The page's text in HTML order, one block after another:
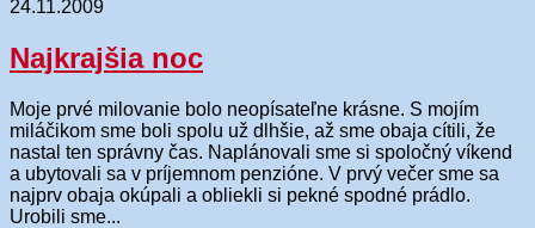
24.11.2009
Najkrajšia noc
Moje prvé milovanie bolo neopísateľne krásne. S mojím
miláčikom sme boli spolu už dlhšie, až sme obaja cítili, že
nastal ten správny čas. Naplánovali sme si spoločný víkend
a ubytovali sa v príjemnom penzióne. V prvý večer sme sa
najprv obaja okúpali a obliekli si pekné spodné prádlo.
Urobili sme...